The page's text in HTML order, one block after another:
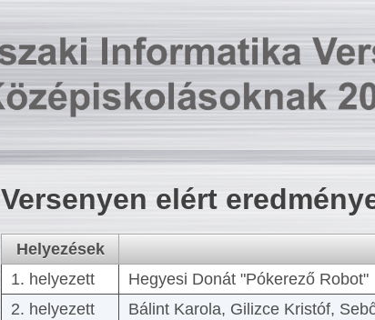
Versenyen elért
Helyezések
1. helyezett
Hegyesi Donát "Pókerező Robot"
2. helyezett
Bálint Karola, Gilizce Kristóf,